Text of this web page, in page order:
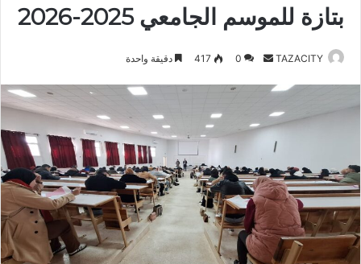
بتازة للموسم الجامعي 2025-2026
TAZACITY
ب
ي
د
ا
إ
0
417 دقيقة واحدة